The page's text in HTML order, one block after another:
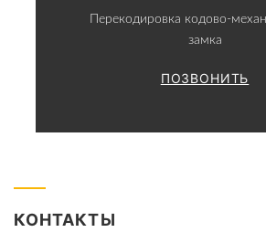
Перекодировка кодово-
замка
ПОЗВОНИТЬ
КОНТАКТЫ